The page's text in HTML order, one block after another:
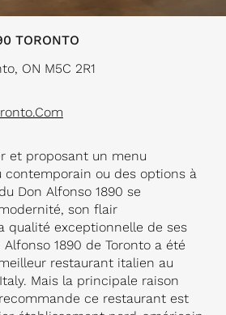
TORONTO
ON M5C 2R1
et proposant un menu
contemporain ou des options à
Don Alfonso 1890 se
son flair
qualité exceptionnelle de ses
1890 de Toronto a été
restaurant italien au
Mais la principale raison
ce restaurant est